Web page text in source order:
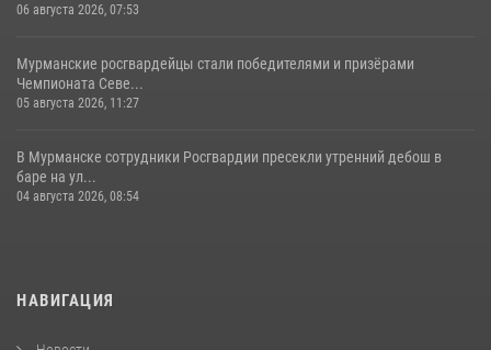
06 августа 2026, 07:53
Мурманские росгвардейцы стали победителями и призёрами
Чемпионата Севе...
05 августа 2026, 11:27
В Мурманске сотрудники Росгвардии пресекли утренний дебош в
баре на ул...
04 августа 2026, 08:54
НАВИГАЦИЯ